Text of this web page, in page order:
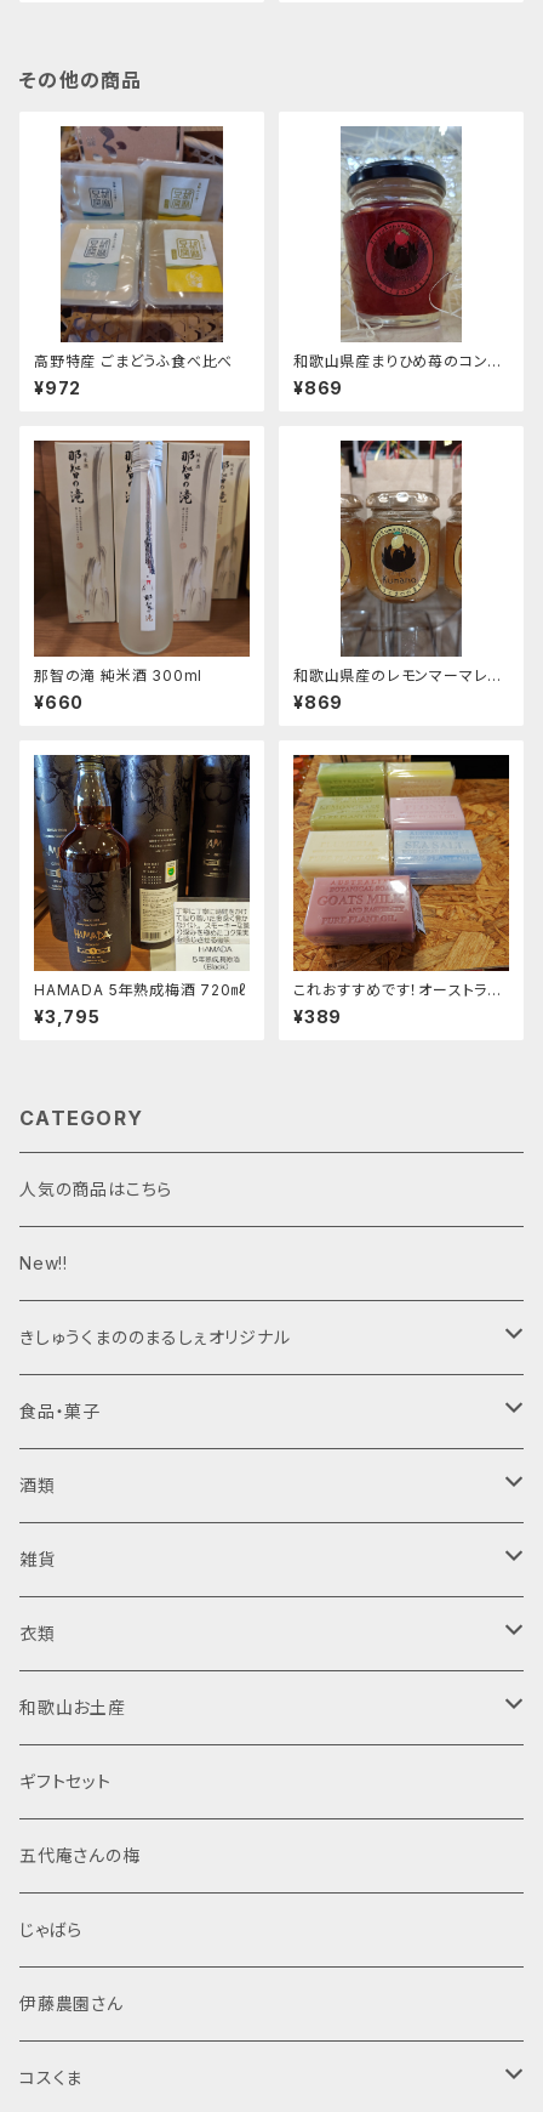
その他の商品
高野特産 ごまどうふ食べ比べ
¥972
和歌山県産まりひめ苺のコンフ
ィチュール
¥869
那智の滝 純米酒 300ml
¥660
和歌山県産のレモンマーマレー
ド
¥869
HAMADA 5年熟成梅酒 720㎖
¥3,795
これおすすめです！オーストラリ
アンボタニカルバーソープ２００
ｇ１個
¥389
CATEGORY
人気の商品はこちら
New!!
きしゅうくまののまるしぇオリジナル
ジャム
食品・菓子
梅干し
日向屋さん
ジャム・はちみつ
日向屋さん
東農園 五代庵
調味料
ドレッシング
加工粉末
菓子
果汁飲料・ジュース
レトルト
海産物加工品
詰め合わせ
米
酒類
清酒
純米酒
吟醸酒
リキュール
梅酒
焼酎
米焼酎
麦焼酎
スピリッツ
雑貨
木製品
置物
那智黒石
布製品
般若心経
マスコット
文房具
般若心経
シール・ステッカー
線香
衣類
半袖Tシャツ
和歌山お土産
食品
菓子
酒類
その他
ギフトセット
五代庵さんの梅
じゃばら
伊藤農園さん
コスくま